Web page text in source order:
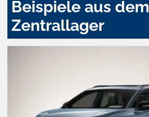
Beispiele aus dem
Zentrallager